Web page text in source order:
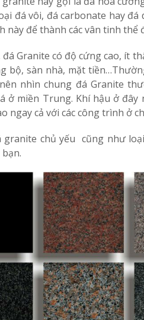
đá vôi, đá carbonate hay
này để thành các vân tinh thể
Granite có độ cứng cao, ít
bộ, sàn nhà, mặt
nhìn chung đá Granite
ở miền Trung. Khí hậu ở
ngay cả với các công trình ở
granite chủ yếu cũng như